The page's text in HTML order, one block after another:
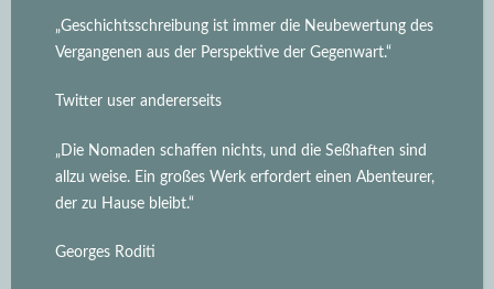
„Geschichtsschreibung ist immer die Neubewertung des
Vergangenen aus der Perspektive der Gegenwart.“
Twitter user andererseits
„Die Nomaden schaffen nichts, und die Seßhaften sind
allzu weise. Ein großes Werk erfordert einen Abenteurer,
der zu Hause bleibt.“
Georges Roditi